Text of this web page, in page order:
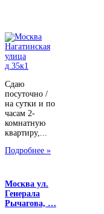
Сдаю
посуточно /
на сутки и по
часам 2-
комнатную
квартиру,...
Подробнее »
Москва ул.
Генерала
Рычагова, …